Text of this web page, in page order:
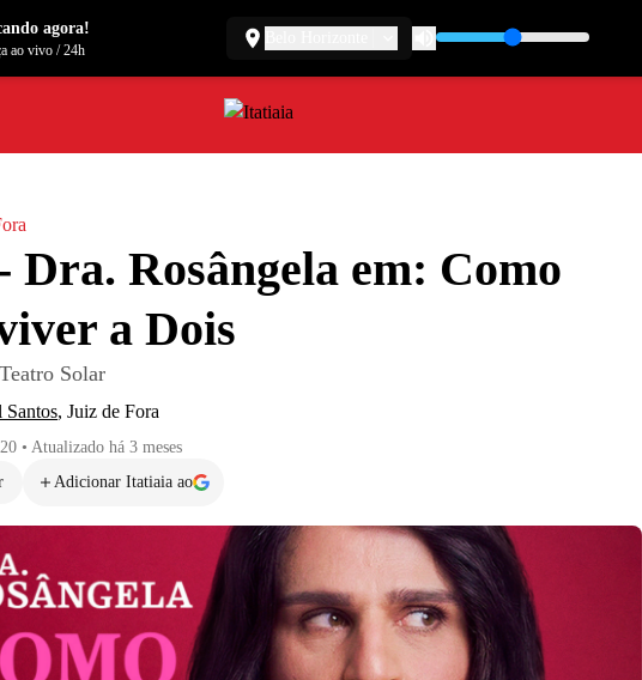
Dra. Rosângela em: Como
a Dois
Solar
, Juiz de Fora
• Atualizado há 3 meses
Adicionar Itatiaia ao
agora!
ao vivo/24h